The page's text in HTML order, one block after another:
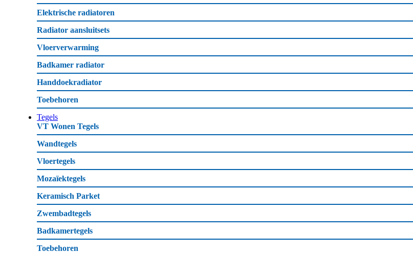
Elektrische radiatoren
Radiator aansluitsets
Vloerverwarming
Badkamer radiator
Handdoekradiator
Toebehoren
Tegels
VT Wonen Tegels
Wandtegels
Vloertegels
Mozaïektegels
Keramisch Parket
Zwembadtegels
Badkamertegels
Toebehoren